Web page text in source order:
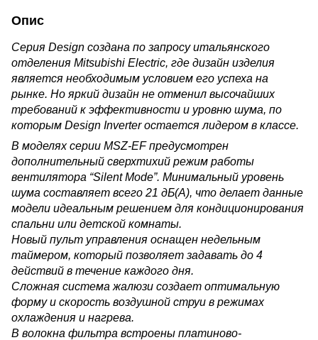
Опис
Серия Design создана по запросу итальянского
отделения Mitsubishi Electric, где дизайн изделия
является необходимым условием его успеха на
рынке. Но яркий дизайн не отменил высочайших
требований к эффективности и уровню шума, по
которым Design Inverter остается лидером в классе.
В моделях серии MSZ-EF предусмотрен
дополнительный сверхтихий режим работы
вентилятора “Silent Mode”. Минимальный уровень
шума составляет всего 21 дБ(А), что делает данные
модели идеальным решением для кондиционирования
спальни или детской комнаты.
Новый пульт управления оснащен недельным
таймером, который позволяет задавать до 4
действий в течение каждого дня.
Сложная система жалюзи создает оптимальную
форму и скорость воздушной струи в режимах
охлаждения и нагрева.
В волокна фильтра встроены платиново-